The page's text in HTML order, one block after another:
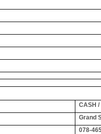
CASH /
Grand
078-